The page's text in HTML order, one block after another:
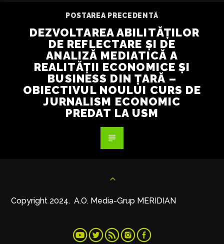
POSTAREA PRECEDENTĂ
DEZVOLTAREA ABILITĂȚILOR
DE REFLECTARE ȘI DE
ANALIZĂ MEDIATICĂ A
REALITĂȚII ECONOMICE ȘI
BUSINESS DIN ȚARĂ –
OBIECTIVUL NOULUI CURS DE
JURNALISM ECONOMIC
PREDAT LA USM
Copyright 2024. A.O. Media-Grup MERIDIAN